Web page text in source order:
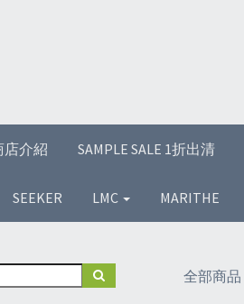
店介紹 SAMPLE SALE 1折出清
SEEKER LMC MARITHE
全部商品